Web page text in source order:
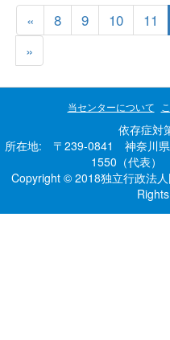
« 8 9 10 11
»
当センターについて
依存症対
所在地: 〒239-0841 神奈川
1550（代表）
Copyright © 2018独立行政法